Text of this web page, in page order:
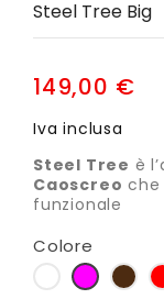
Steel Tree Big
149,00 €
Iva inclusa
Steel Tree è
Caoscreo che
funzionale
Colore
BiancoFuscia